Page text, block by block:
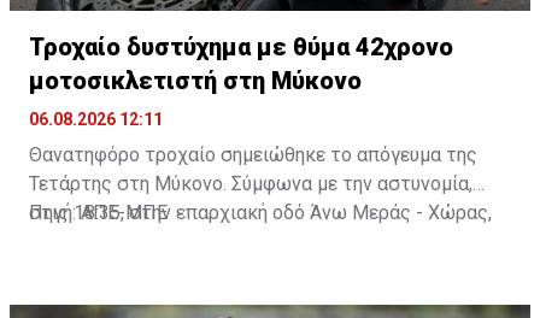
Τροχαίο δυστύχημα με θύμα 42χρονο
μοτοσικλετιστή στη Μύκονο
06.08.2026 12:11
Θανατηφόρο τροχαίο σημειώθηκε το απόγευμα της
Τετάρτης στη Μύκονο. Σύμφωνα με την αστυνομία,
στις 18:35, στην επαρχιακή οδό Άνω Μεράς - Χώρας,
Πηγή: ΑΠΕ-ΜΠΕ